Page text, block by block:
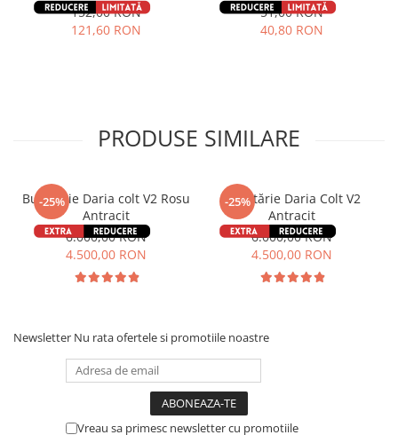
152,00 RON
121,60 RON
51,00 RON
40,80 RON
PRODUSE SIMILARE
-25%
Bucatarie Daria colt V2 Rosu
Antracit
6.000,00 RON
4.500,00 RON
-25%
Bucătărie Daria Colt V2
Antracit
6.000,00 RON
4.500,00 RON
Newsletter Nu rata ofertele si promotiile noastre
Vreau sa primesc newsletter cu promotiile